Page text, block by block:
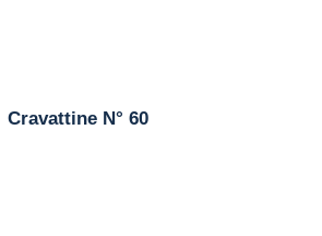
Cravattine N° 60